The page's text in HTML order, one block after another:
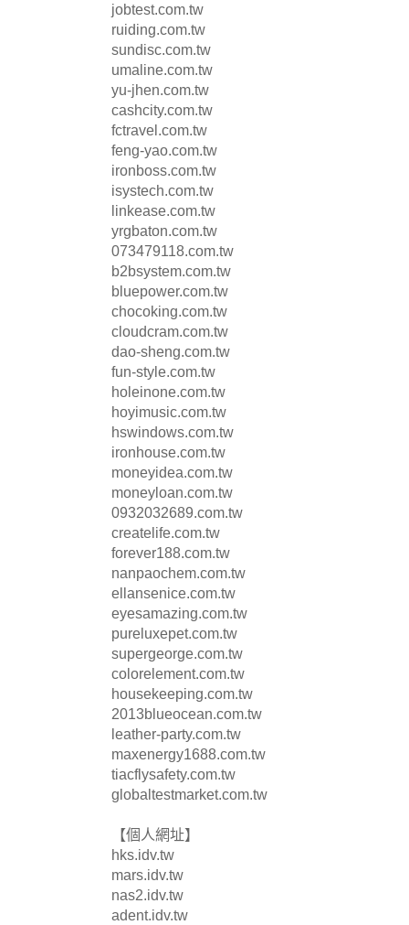
jobtest.com.tw
ruiding.com.tw
sundisc.com.tw
umaline.com.tw
yu-jhen.com.tw
cashcity.com.tw
fctravel.com.tw
feng-yao.com.tw
ironboss.com.tw
isystech.com.tw
linkease.com.tw
yrgbaton.com.tw
073479118.com.tw
b2bsystem.com.tw
bluepower.com.tw
chocoking.com.tw
cloudcram.com.tw
dao-sheng.com.tw
fun-style.com.tw
holeinone.com.tw
hoyimusic.com.tw
hswindows.com.tw
ironhouse.com.tw
moneyidea.com.tw
moneyloan.com.tw
0932032689.com.tw
createlife.com.tw
forever188.com.tw
nanpaochem.com.tw
ellansenice.com.tw
eyesamazing.com.tw
pureluxepet.com.tw
supergeorge.com.tw
colorelement.com.tw
housekeeping.com.tw
2013blueocean.com.tw
leather-party.com.tw
maxenergy1688.com.tw
tiacflysafety.com.tw
globaltestmarket.com.tw
【個人網址】
hks.idv.tw
mars.idv.tw
nas2.idv.tw
adent.idv.tw